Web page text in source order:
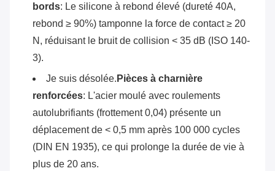
bords: Le silicone à rebond élevé (dureté 40A,
rebond ≥ 90%) tamponne la force de contact ≥ 20
N, réduisant le bruit de collision < 35 dB (ISO 140-
3).
Je suis désolée. Pièces à charnière
renforcées: L'acier moulé avec roulements
autolubrifiants (frottement 0,04) présente un
déplacement de < 0,5 mm après 100 000 cycles
(DIN EN 1935), ce qui prolonge la durée de vie à
plus de 20 ans.